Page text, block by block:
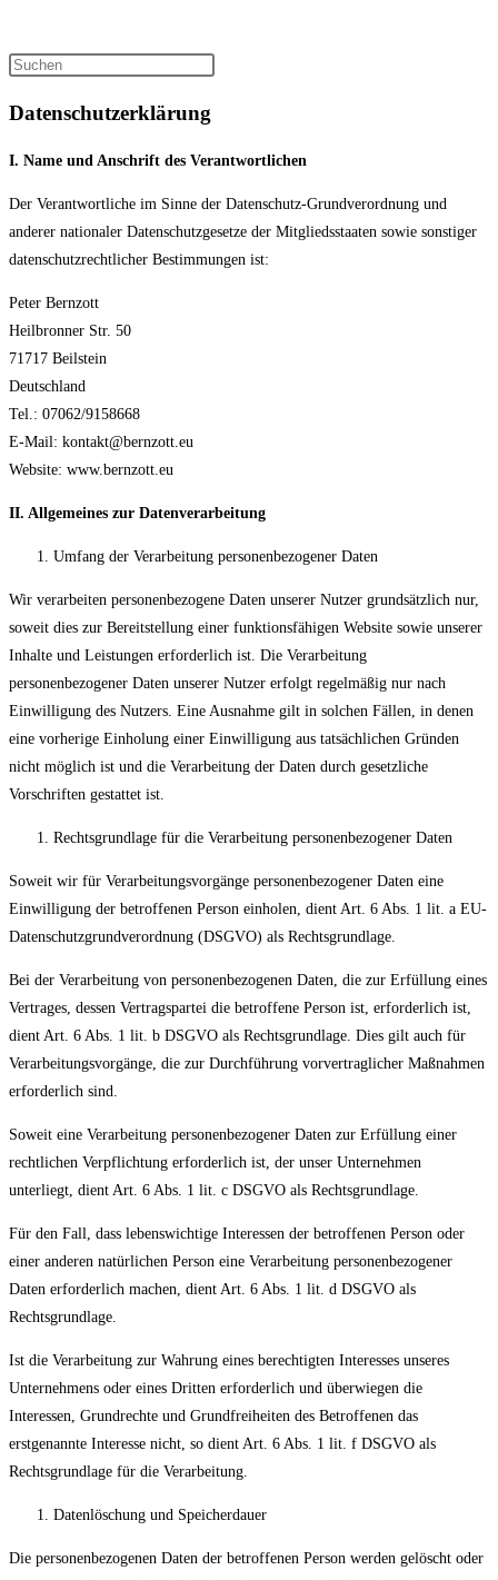
Datenschutzerklärung
I. Name und Anschrift des Verantwortlichen
Der Verantwortliche im Sinne der Datenschutz-Grundverordnung und
anderer nationaler Datenschutzgesetze der Mitgliedsstaaten sowie sonstiger
datenschutzrechtlicher Bestimmungen ist:
Peter Bernzott
Heilbronner Str. 50
71717 Beilstein
Deutschland
Tel.: 07062/9158668
E-Mail: kontakt@bernzott.eu
Website: www.bernzott.eu
II. Allgemeines zur Datenverarbeitung
Umfang der Verarbeitung personenbezogener Daten
Wir verarbeiten personenbezogene Daten unserer Nutzer grundsätzlich nur,
soweit dies zur Bereitstellung einer funktionsfähigen Website sowie unserer
Inhalte und Leistungen erforderlich ist. Die Verarbeitung
personenbezogener Daten unserer Nutzer erfolgt regelmäßig nur nach
Einwilligung des Nutzers. Eine Ausnahme gilt in solchen Fällen, in denen
eine vorherige Einholung einer Einwilligung aus tatsächlichen Gründen
nicht möglich ist und die Verarbeitung der Daten durch gesetzliche
Vorschriften gestattet ist.
Rechtsgrundlage für die Verarbeitung personenbezogener Daten
Soweit wir für Verarbeitungsvorgänge personenbezogener Daten eine
Einwilligung der betroffenen Person einholen, dient Art. 6 Abs. 1 lit. a EU-
Datenschutzgrundverordnung (DSGVO) als Rechtsgrundlage.
Bei der Verarbeitung von personenbezogenen Daten, die zur Erfüllung eines
Vertrages, dessen Vertragspartei die betroffene Person ist, erforderlich ist,
dient Art. 6 Abs. 1 lit. b DSGVO als Rechtsgrundlage. Dies gilt auch für
Verarbeitungsvorgänge, die zur Durchführung vorvertraglicher Maßnahmen
erforderlich sind.
Soweit eine Verarbeitung personenbezogener Daten zur Erfüllung einer
rechtlichen Verpflichtung erforderlich ist, der unser Unternehmen
unterliegt, dient Art. 6 Abs. 1 lit. c DSGVO als Rechtsgrundlage.
Für den Fall, dass lebenswichtige Interessen der betroffenen Person oder
einer anderen natürlichen Person eine Verarbeitung personenbezogener
Daten erforderlich machen, dient Art. 6 Abs. 1 lit. d DSGVO als
Rechtsgrundlage.
Ist die Verarbeitung zur Wahrung eines berechtigten Interesses unseres
Unternehmens oder eines Dritten erforderlich und überwiegen die
Interessen, Grundrechte und Grundfreiheiten des Betroffenen das
erstgenannte Interesse nicht, so dient Art. 6 Abs. 1 lit. f DSGVO als
Rechtsgrundlage für die Verarbeitung.
Datenlöschung und Speicherdauer
Die personenbezogenen Daten der betroffenen Person werden gelöscht oder